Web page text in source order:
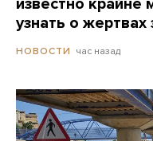
узнать о жертвах
НОВОСТИ час назад